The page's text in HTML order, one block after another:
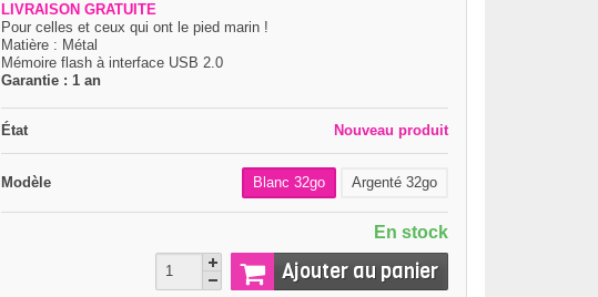
LIVRAISON GRATUITE
Pour celles et ceux qui ont le pied marin !
Matière : Métal
Mémoire flash à interface USB 2.0
Garantie : 1 an
État Nouveau produit
Modèle Blanc 32go Argenté 32go
En stock
Ajouter au panier